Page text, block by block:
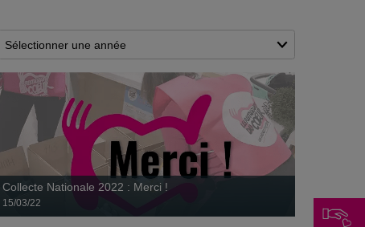
Collecte Nationale 2022 : Merci !
15/03/22
24 novembre
France Bleu, radio partenaire des Restos du
Cœur de la Sarthe